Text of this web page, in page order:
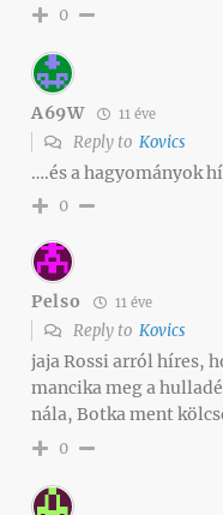
0
A69W 11 éve
Reply to Kovics
….és a hagyományok
0
Pelso 11 éve
Reply to Kovics
jaja Rossi arról híres,
mancika meg a
nála, Botka ment
0